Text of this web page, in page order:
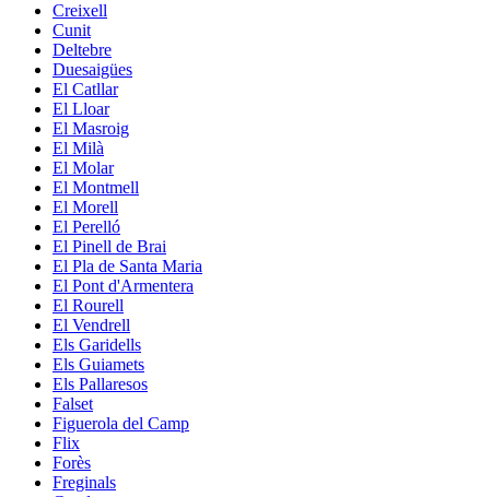
Creixell
Cunit
Deltebre
Duesaigües
El Catllar
El Lloar
El Masroig
El Milà
El Molar
El Montmell
El Morell
El Perelló
El Pinell de Brai
El Pla de Santa Maria
El Pont d'Armentera
El Rourell
El Vendrell
Els Garidells
Els Guiamets
Els Pallaresos
Falset
Figuerola del Camp
Flix
Forès
Freginals